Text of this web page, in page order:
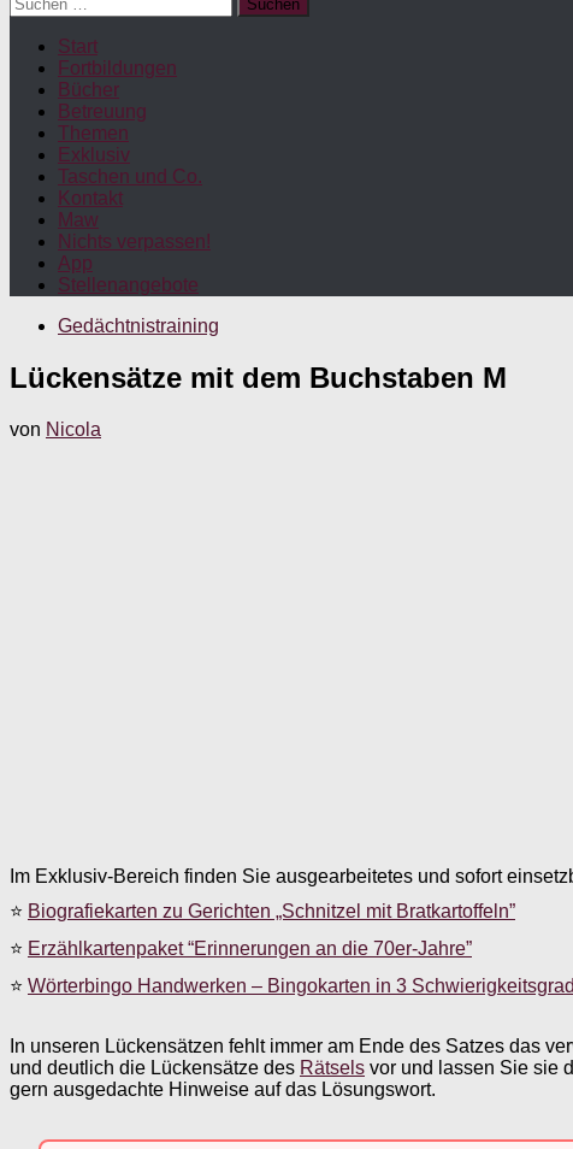
nach:
Start
Fortbildungen
Bücher
Betreuung
Themen
Exklusiv
Taschen und Co.
Kontakt
Maw
Nichts verpassen!
App
Stellenangebote
Gedächtnistraining
Lückensätze mit dem Buchstaben M
von Nicola
Im Exklusiv-Bereich finden Sie ausgearbeitetes und sofort
⭐ Biografiekarten zu Gerichten „Schnitzel mit Bratkartoffeln”
⭐ Erzählkartenpaket “Erinnerungen an die 70er-Jahre”
⭐ Wörterbingo Handwerken – Bingokarten in 3
In unseren Lückensätzen fehlt immer am Ende des Satzes das
und deutlich die Lückensätze des Rätsels vor und lassen Sie sie
gern ausgedachte Hinweise auf das Lösungswort.